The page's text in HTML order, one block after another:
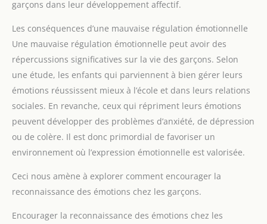
garçons dans leur développement affectif.
Les conséquences d’une mauvaise régulation émotionnelle
Une mauvaise régulation émotionnelle peut avoir des
répercussions significatives sur la vie des garçons. Selon
une étude, les enfants qui parviennent à bien gérer leurs
émotions réussissent mieux à l’école et dans leurs relations
sociales. En revanche, ceux qui répriment leurs émotions
peuvent développer des problèmes d’anxiété, de dépression
ou de colère. Il est donc primordial de favoriser un
environnement où l’expression émotionnelle est valorisée.
Ceci nous amène à explorer comment encourager la
reconnaissance des émotions chez les garçons.
Encourager la reconnaissance des émotions chez les